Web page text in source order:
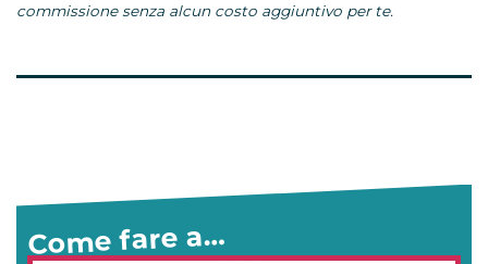
commissione senza alcun costo aggiuntivo per te.
Come fare a…